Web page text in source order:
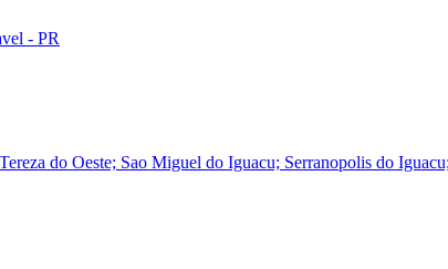
- PR
do Oeste; Sao Miguel do Iguacu; Serranopolis do